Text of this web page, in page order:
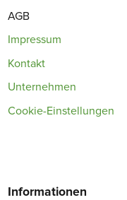
AGB
Impressum
Kontakt
Unternehmen
Cookie-Einstellungen
Informationen